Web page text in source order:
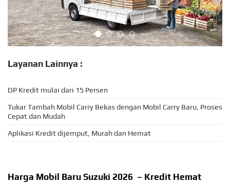
Layanan Lainnya :
DP Kredit mulai dari 15 Persen
Tukar Tambah Mobil Carry Bekas dengan Mobil Carry Baru, Proses
Cepat dan Mudah
Aplikasi Kredit dijemput, Murah dan Hemat
Harga Mobil Baru Suzuki 2026 – Kredit Hemat